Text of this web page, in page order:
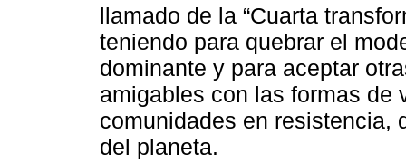
llamado de la “Cuarta
teniendo para quebrar el
dominante y para aceptar
amigables con las formas de
comunidades en resistencia,
del planeta.